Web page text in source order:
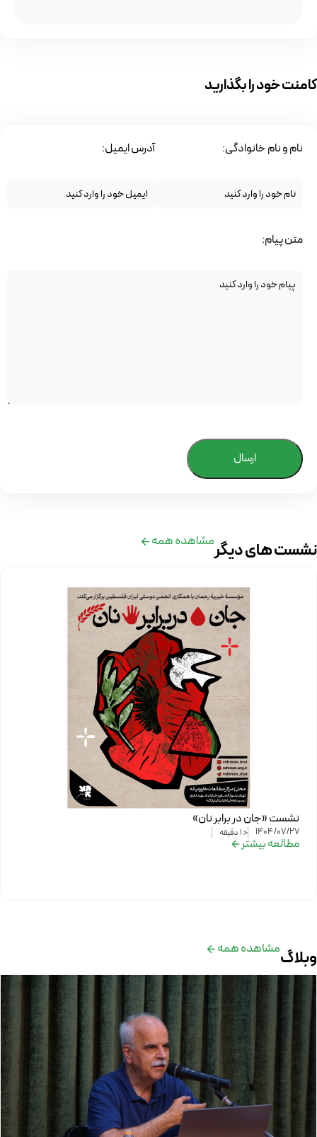
کامنت خود را بگذارید
نام و نام خانوادگی: آدرس ایمیل:
متن پیام:
ارسال
نشست های دیگرمشاهده همه
نشست «جان در برابر نان»
1404/07/27
< 1 دقیقه
مطالعه بیشتر
وبلاگمشاهده همه